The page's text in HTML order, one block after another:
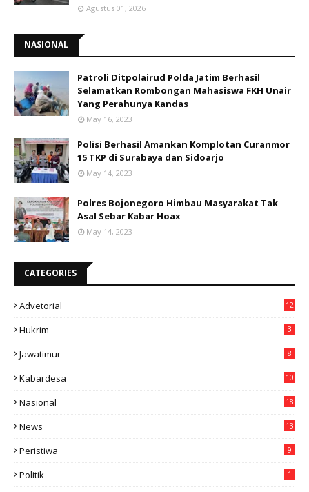
Agustus 01, 2026
NASIONAL
Patroli Ditpolairud Polda Jatim Berhasil
Selamatkan Rombongan Mahasiswa FKH Unair
Yang Perahunya Kandas
May 16, 2023
Polisi Berhasil Amankan Komplotan Curanmor
15 TKP di Surabaya dan Sidoarjo
May 14, 2023
Polres Bojonegoro Himbau Masyarakat Tak
Asal Sebar Kabar Hoax
May 14, 2023
CATEGORIES
Advetorial 12
Hukrim 3
Jawatimur 8
Kabardesa
10
Nasional
18
News
13
Peristiwa 9
Politik 1